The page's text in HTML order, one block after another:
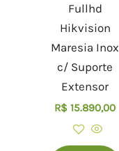
Fullhd
Hikvision
Maresia Inox
c/ Suporte
Extensor
R$ 15.890,00